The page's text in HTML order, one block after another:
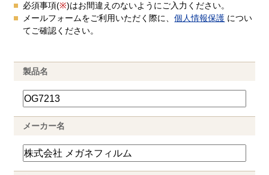
必須事項(※)はお間違えのないようにご入力ください。
メールフォームをご利用いただく際に、個人情報保護 につい
てご確認ください。
製品名
メーカー名